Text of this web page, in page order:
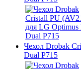
Чехол Drobak
Dual P715